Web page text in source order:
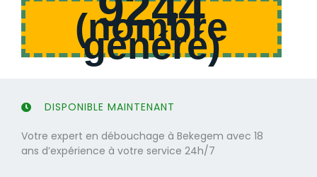
(nombre
généré)
DISPONIBLE MAINTENANT
Votre expert en débouchage à Bekegem avec 18
ans d’expérience à votre service 24h/7